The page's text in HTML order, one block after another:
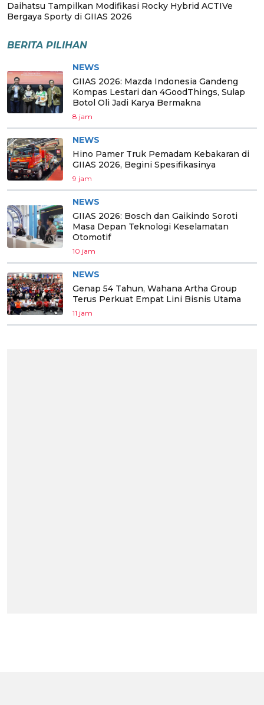
Daihatsu Tampilkan Modifikasi Rocky Hybrid ACTIVe
Bergaya Sporty di GIIAS 2026
BERITA PILIHAN
NEWS
GIIAS 2026: Mazda Indonesia Gandeng
Kompas Lestari dan 4GoodThings, Sulap
Botol Oli Jadi Karya Bermakna
8 jam
NEWS
Hino Pamer Truk Pemadam Kebakaran di
GIIAS 2026, Begini Spesifikasinya
9 jam
NEWS
GIIAS 2026: Bosch dan Gaikindo Soroti
Masa Depan Teknologi Keselamatan
Otomotif
10 jam
NEWS
Genap 54 Tahun, Wahana Artha Group
Terus Perkuat Empat Lini Bisnis Utama
11 jam